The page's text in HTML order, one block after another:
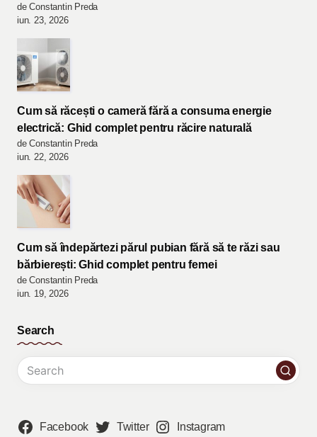
de Constantin Preda
iun. 23, 2026
Cum să răcești o cameră fără a consuma energie
electrică: Ghid complet pentru răcire naturală
de Constantin Preda
iun. 22, 2026
Cum să îndepărtezi părul pubian fără să te răzi sau
bărbierești: Ghid complet pentru femei
de Constantin Preda
iun. 19, 2026
Search
Facebook Twitter Instagram